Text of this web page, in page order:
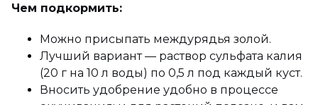
Чем подкормить:
Можно присыпать междурядья золой.
Лучший вариант — раствор сульфата калия
(20 г на 10 л воды) по 0,5 л под каждый куст.
Вносить удобрение удобно в процессе